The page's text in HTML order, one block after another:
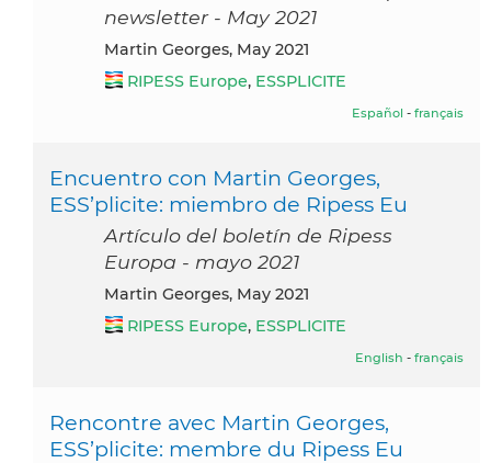
newsletter - May 2021
Martin Georges, May 2021
RIPESS Europe, ESSPLICITE
Español - français
Encuentro con Martin Georges,
ESS’plicite: miembro de Ripess Eu
Artículo del boletín de Ripess
Europa - mayo 2021
Martin Georges, May 2021
RIPESS Europe, ESSPLICITE
English - français
Rencontre avec Martin Georges,
ESS’plicite: membre du Ripess Eu